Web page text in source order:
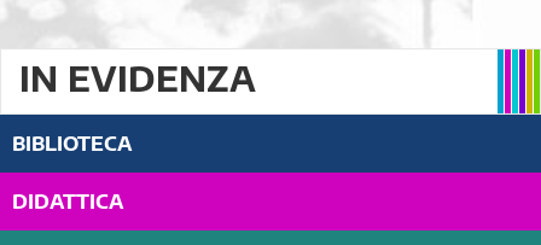
IN EVIDENZA
BIBLIOTECA
DIDATTICA